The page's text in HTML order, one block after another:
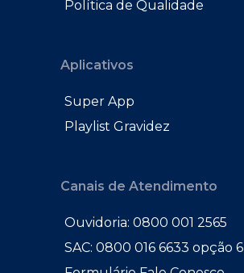
Política de Qualidade
Aplicativos
Super App
Playlist Gravidez
Canais de Atendimento
Ouvidoria: 0800 001 2565
SAC: 0800 016 6633 opção 6